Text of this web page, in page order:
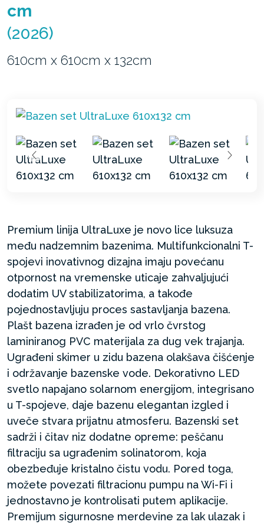
cm
(2026)
610cm x 610cm x 132cm
Premium linija UltraLuxe je novo lice luksuza
među nadzemnim bazenima. Multifunkcionalni T-
spojevi inovativnog dizajna imaju povećanu
otpornost na vremenske uticaje zahvaljujući
dodatim UV stabilizatorima, a takođe
pojednostavljuju proces sastavljanja bazena.
Plašt bazena izrađen je od vrlo čvrstog
laminiranog PVC materijala za dug vek trajanja.
Ugrađeni skimer u zidu bazena olakšava čišćenje
i održavanje bazenske vode. Dekorativno LED
svetlo napajano solarnom energijom, integrisano
u T-spojeve, daje bazenu elegantan izgled i
uveče stvara prijatnu atmosferu. Bazenski set
sadrži i čitav niz dodatne opreme: peščanu
filtraciju sa ugrađenim solinatorom, koja
obezbeđuje kristalno čistu vodu. Pored toga,
možete povezati filtracionu pumpu na Wi-Fi i
jednostavno je kontrolisati putem aplikacije.
Premijum sigurnosne merdevine za lak ulazak i